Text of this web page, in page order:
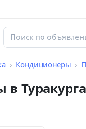
Кондиционеры